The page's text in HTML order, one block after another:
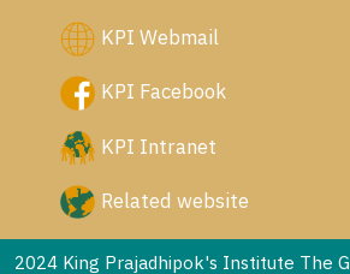
KPI Webmail
KPI Facebook
KPI Intranet
Related website
2024 King Prajadhipok's Institute The